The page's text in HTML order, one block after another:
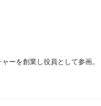
ーを創業し役員として参画。